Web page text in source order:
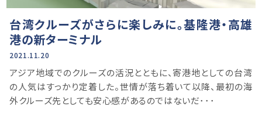
台湾クルーズがさらに楽しみに。基隆港・高雄
港の新ターミナル
2021.11.20
アジア地域でのクルーズの活況とともに、寄港地としての台湾
の人気はすっかり定着した。世情が落ち着いて以降、最初の海
外クルーズ先としても安心感があるのではないだ･･･